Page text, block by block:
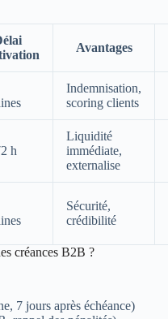
Avantages
Indemnisation,
scoring clients
h
Liquidité
immédiate,
externalise
Sécurité,
crédibilité
créances B2B ?
7 jours après échéance)